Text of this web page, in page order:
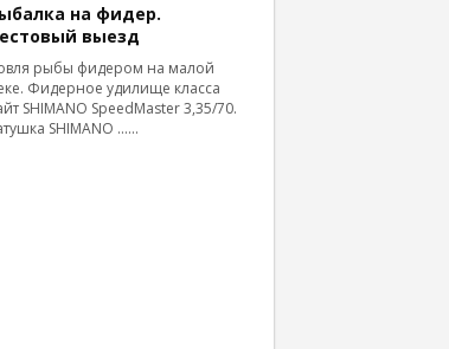
на фидер.
выезд
рыбы фидером на малой
Фидерное удилище класса
SHIMANO SpeedMaster 3,35/70.
SHIMANO ......